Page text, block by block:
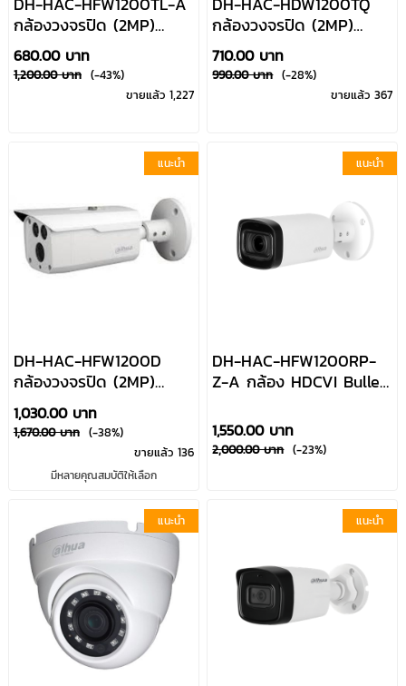
กล้องวงจรปิด (2MP)
HDCVI ระบบอินฟาเรดก
ลางคืน มีไมค์บันทึกเสียง
Dahua By Usupply
680.00 บาท
1,200.00 บาท (-43%)
ขายแล้ว 1,227
กล้องวงจรปิด (2MP)
HDCVI ระบบอินฟาเรดก
ลางคืน Dahua By
Usupply
710.00 บาท
990.00 บาท (-28%)
ขายแล้ว 367
แนะนำ
DH-HAC-HFW1200D
กล้องวงจรปิด (2MP)
HDCVI ระบบอินฟาเรดก
ลางคืน Dahua By
Usupply
1,030.00 บาท
1,670.00 บาท (-38%)
ขายแล้ว 136
มีหลายคุณสมบัติให้เลือก
แนะนำ
DH-HAC-HFW1200RP-
Z-A กล้อง HDCVI Bullet
2.7–12mm พร้อมไมค์ในตัว
IR 80m Dahua By
1,550.00 บาท
2,000.00 บาท (-23%)
แนะนำ แนะนำ